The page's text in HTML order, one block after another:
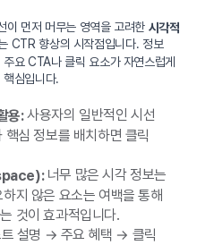
이 먼저 머무는 영역을 고려한 시각적
CTR 향상의 시작점입니다. 정보
요 CTA나 클릭 요소가 자연스럽게
심입니다.
용:사용자의 일반적인 시선
심 정보를 배치하면 클릭
너무 많은 시각 정보는
지 않은 요소는 여백을 통해
것이 효과적입니다.
설명 → 주요 혜택 → 클릭